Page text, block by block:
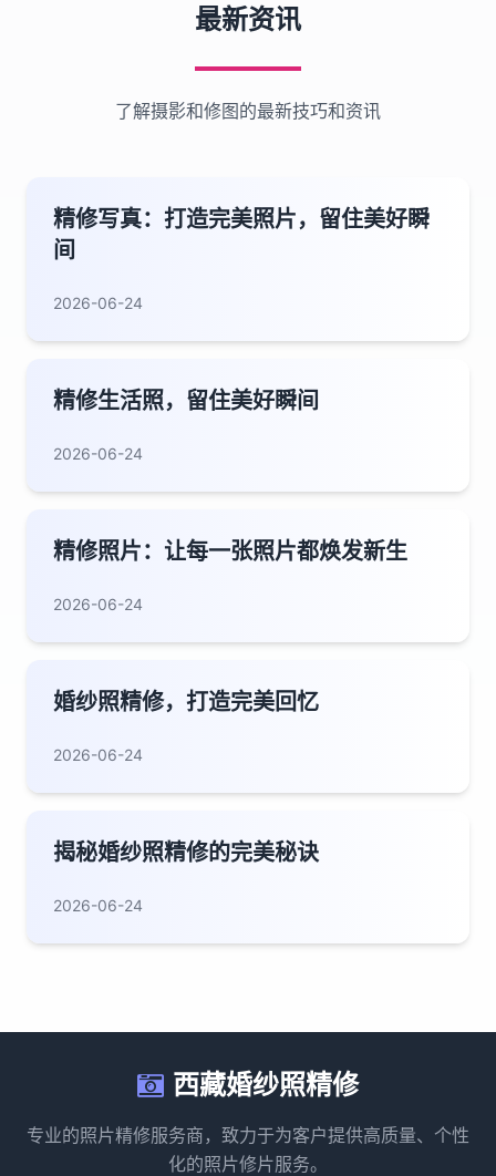
最新资讯
了解摄影和修图的最新技巧和资讯
精修写真：打造完美照片，留住美好瞬
间
2026-06-24
精修生活照，留住美好瞬间
2026-06-24
精修照片：让每一张照片都焕发新生
2026-06-24
婚纱照精修，打造完美回忆
2026-06-24
揭秘婚纱照精修的完美秘诀
2026-06-24
西藏婚纱照精修
专业的照片精修服务商，致力于为客户提供高质量、个性
化的照片修片服务。